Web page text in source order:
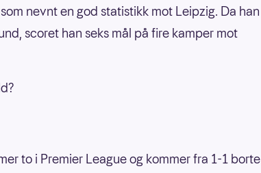
nevnt en god statistikk mot Leipzig. Da han
scoret han seks mål på fire kamper mot
to i Premier League og kommer fra 1-1 borte